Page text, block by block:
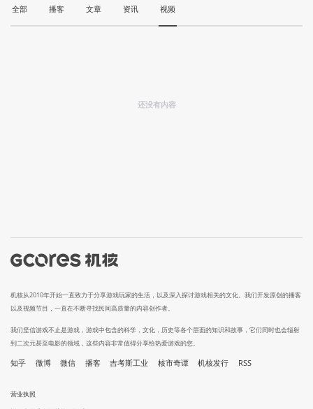
全部 播客 文章 资讯 视频
还没有内容
机核从2010年开始一直致力于分享游戏玩家的生活，以及深入探讨游戏相关的文化。我们开发原创的播客
以及视频节目，一直在不断寻找民间高质量的内容创作者。
我们坚信游戏不止是游戏，游戏中包含的科学，文化，历史等各个层面的知识和故事，它们同时也会辐射
到二次元甚至电影的领域，这些内容非常值得分享给热爱游戏的您。
知乎 微博 微信 播客 吉考斯工业 核市奇谭 机核发行 RSS
营业执照